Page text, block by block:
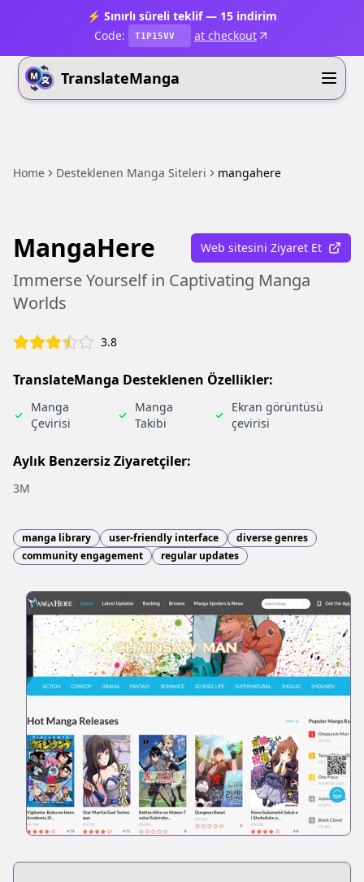
⚡ Sınırlı süreli teklif — 15 indirim
Code:
T1P15VV at checkout
TranslateManga
Home Desteklenen Manga Siteleri mangahere
MangaHere Web sitesini Ziyaret Et
Immerse Yourself in Captivating Manga
Worlds
3.8
TranslateManga Desteklenen Özellikler:
Manga
Çevirisi
Manga
Takibi
Ekran görüntüsü
çevirisi
Aylık Benzersiz Ziyaretçiler:
3M
manga library user-friendly interface
diverse genres
community engagement
regular updates